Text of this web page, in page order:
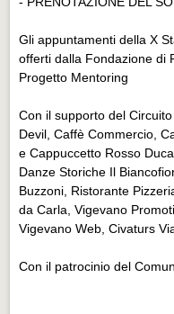
Gli appuntamenti della X
offerti dalla Fondazione di
Progetto Mentoring
Con il supporto del
Devil, Caffè Commercio,
e Cappuccetto Rosso
Danze Storiche Il
Buzzoni, Ristorante
da Carla, Vigevano
Vigevano Web, Civaturs
Con il patrocinio del